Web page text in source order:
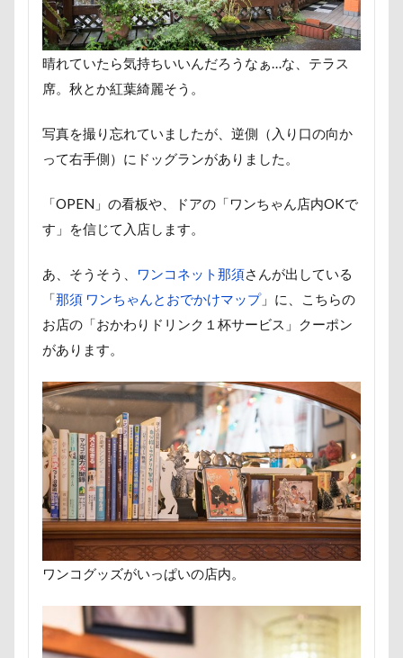
晴れていたら気持ちいいんだろうなぁ…な、テラス
席。秋とか紅葉綺麗そう。
写真を撮り忘れていましたが、逆側（入り口の向か
って右手側）にドッグランがありました。
「OPEN」の看板や、ドアの「ワンちゃん店内OKで
す」を信じて入店します。
あ、そうそう、 ワンコネット那須さんが出している
「那須 ワンちゃんとおでかけマップ」に、こちらの
お店の「おかわりドリンク１杯サービス」クーポン
があります。
ワンコグッズがいっぱいの店内。
大宮区
大宮公園 大和町 夢愛ちゃん
年賀状
ペロペロ ホームセンター
ホタルイカ
ペーターくん
ペンダント
ペンション・ブランシェ
ペット用バスタブ
ペット名刺
ペット同伴可飲食店
ペットボトル
ペットプロフ
ペットパラダイス
マイクロビーズクッション
マイクロバブル
ポテチくん
ポチくん ポストカード
ポケモン
ペットドック
ペットショップ マリンちゃん
ブルブル
フワフワ
フレブル フレキシリード
フリーマ
フリーステッチ free stitch
フリスビー
フランソワ
フランソワーズくん
フランちゃん フセ
フォトツアー
ブレアちゃん ブレンハイム
ペットカート
ペットのおうち
ペットと泊まる陽だ
ベランダ菜園
ベランダ ベストショット
プーラニアン
ブレーメン プレゼント
プレサ
ププくん
プイネちゃん ブロンズ像
ワンコクッキー
ルチアちゃん
レインコート